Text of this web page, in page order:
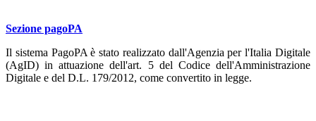
Sezione pagoPA
Il sistema PagoPA è stato realizzato dall'Agenzia per l'Italia Digitale
(AgID) in attuazione dell'art. 5 del Codice dell'Amministrazione
Digitale e del D.L. 179/2012, come convertito in legge.